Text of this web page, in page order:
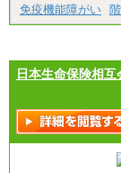
免疫機能障がい
日本生命保険相互